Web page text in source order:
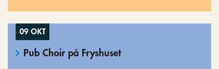
09 OKT
Pub Choir på Fryshuset